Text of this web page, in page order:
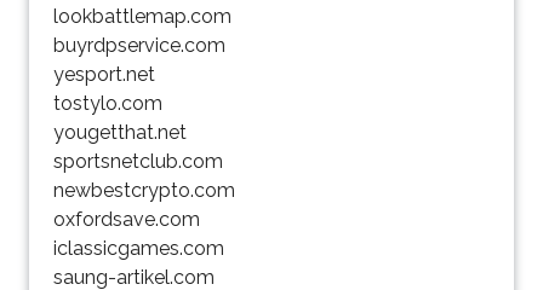
lookbattlemap.com
buyrdpservice.com
yesport.net
tostylo.com
yougetthat.net
sportsnetclub.com
newbestcrypto.com
oxfordsave.com
iclassicgames.com
saung-artikel.com